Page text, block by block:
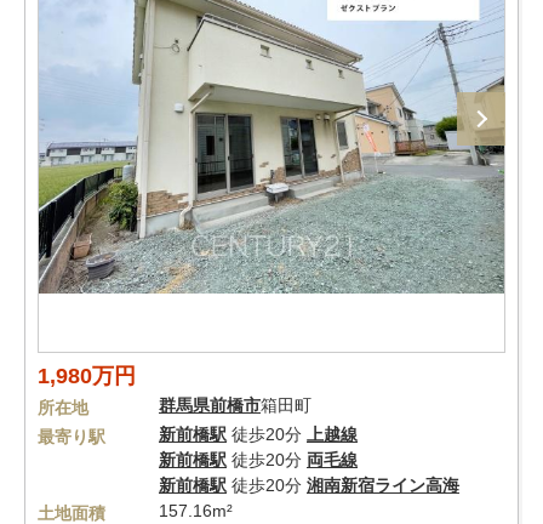
1,980万円
所在地 群馬県前橋市箱田町
最寄り駅
新前橋駅 徒歩20分
上越線
新前橋駅 徒歩20分 両毛線
新前橋駅 徒歩20分 湘南新宿ライン高海
土地面積
157.16m²